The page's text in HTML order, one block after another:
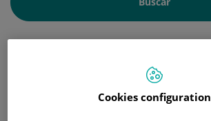
Jesús Broto Mangues
Cookies configuration